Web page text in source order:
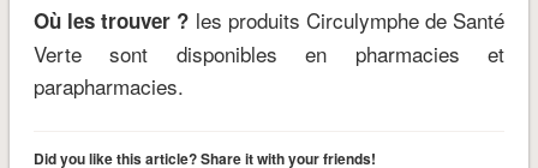
Où les trouver ? les produits Circulymphe de Santé
Verte sont disponibles en pharmacies et
parapharmacies.
Did you like this article? Share it with your friends!